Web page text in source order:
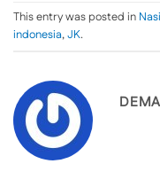
This entry was posted in
indonesia,JK.